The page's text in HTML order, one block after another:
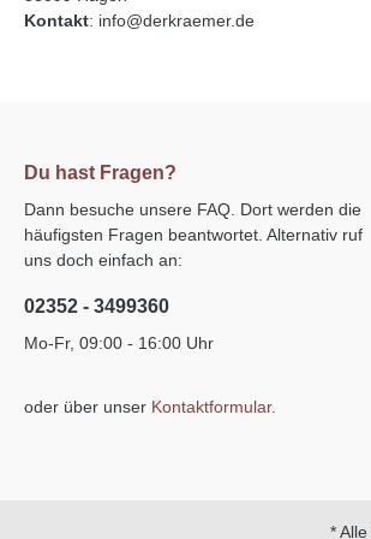
Kontakt: info@derkraemer.de
Du hast Fragen?
Dann besuche unsere FAQ. Dort werden die
häufigsten Fragen beantwortet. Alternativ ruf
uns doch einfach an:
02352 - 3499360
Mo-Fr, 09:00 - 16:00 Uhr
oder über unser Kontaktformular.
*